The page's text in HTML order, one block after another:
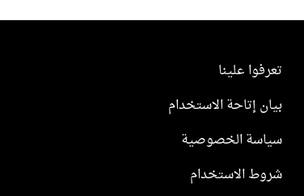
تعرفوا علينا
بيان إتاحة الاستخدام
سياسة الخصوصية
شروط الاستخدام